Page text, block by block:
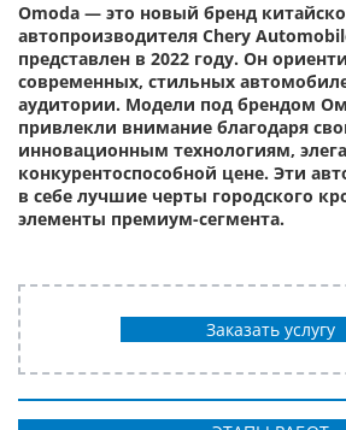
Omoda — это новый бренд
автопроизводителя Chery
представлен в 2022 году. Он
современных, стильных
аудитории. Модели под брендом
привлекли внимание благодаря
инновационным технологиям,
конкурентоспособной цене. Эти
в себе лучшие черты городского
элементы премиум-сегмента.
Заказать услугу